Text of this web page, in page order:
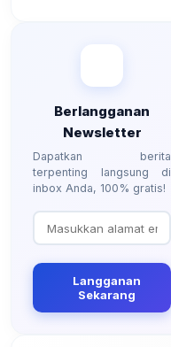
Berlangganan
Newsletter
Dapatkan berita
terpenting langsung di
inbox Anda, 100% gratis!
Langganan
Sekarang